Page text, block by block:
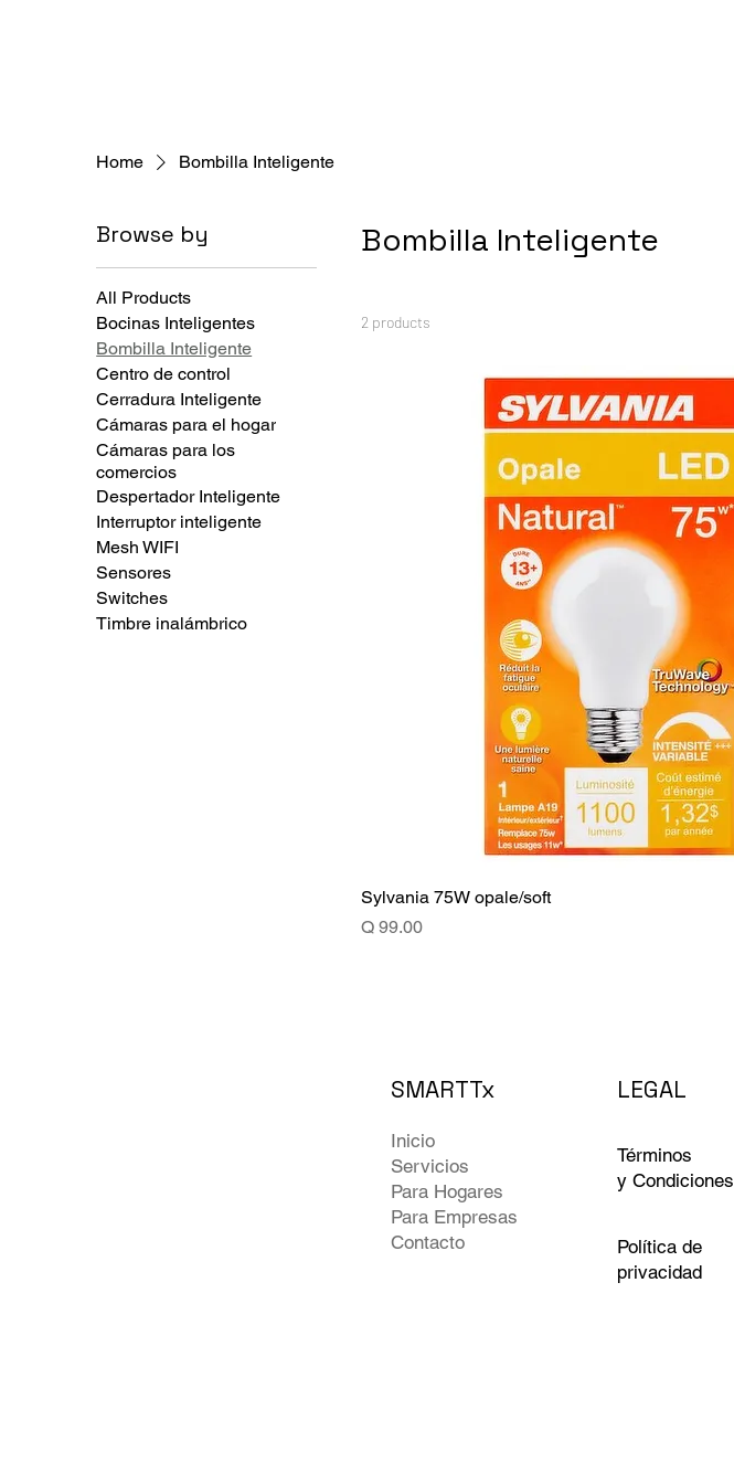
Home Bombilla Inteligente
Browse by
All Products
Bocinas Inteligentes
Bombilla Inteligente
Centro de control
Cerradura Inteligente
Cámaras para el hogar
Cámaras para los
comercios
Despertador Inteligente
Interruptor inteligente
Mesh WIFI
Sensores
Switches
Timbre inalámbrico
Bombilla Inteligente
2 products
Sylvania 75W opale/soft
Price
Q 99.00
SMARTTx
Inicio
Servicios
Para Hogares
Para Empresas
Contacto
LEGAL
Términos
y Condiciones
Política de
privacidad